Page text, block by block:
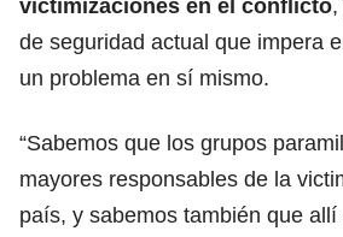
victimizaciones en el conflicto
de seguridad actual que impera
un problema en sí mismo.
“Sabemos que los grupos
mayores responsables de la
país, y sabemos también que allí